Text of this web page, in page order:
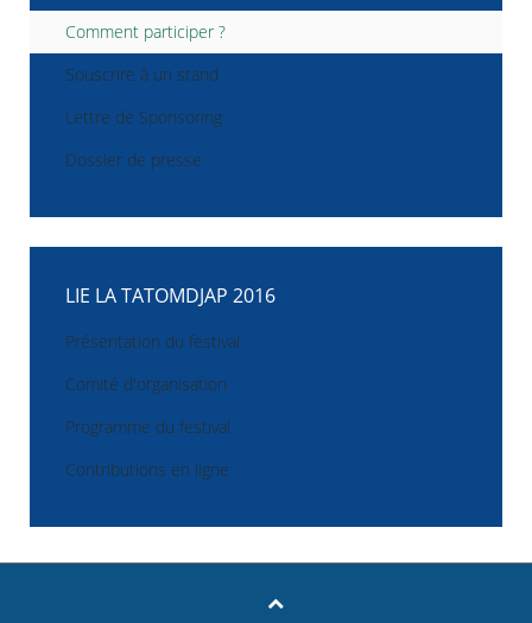
Comment participer ?
Souscrire à un stand
Lettre de Sponsoring
Dossier de presse
LIE LA TATOMDJAP 2016
Présentation du festival
Comité d'organisation
Programme du festival
Contributions en ligne